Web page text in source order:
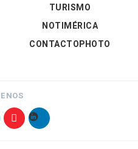
TURISMO
NOTIMÉRICA
CONTACTOPHOTO